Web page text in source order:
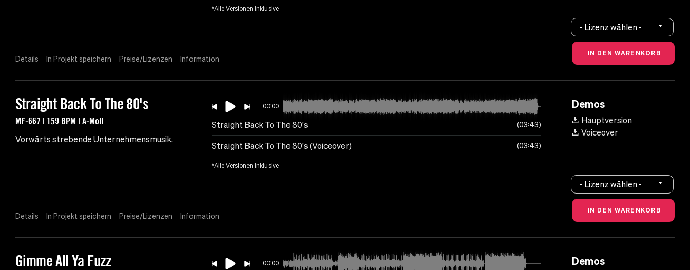
*Alle Versionen inklusive
Details In Projekt speichern Preise/Lizenzen Information
- Lizenz wählen -
Straight Back To The 80's
MF-667 | 159 BPM | A-Moll
Vorwärts strebende Unternehmensmusik.
00:00
Straight Back To The 80's 03:43
Straight Back To The 80's (Voiceover) 03:43
*Alle Versionen inklusive
Demos
Hauptversion
Voiceover
Details In Projekt speichern Preise/Lizenzen Information
- Lizenz wählen -
Gimme All Ya Fuzz 00:00 Demos